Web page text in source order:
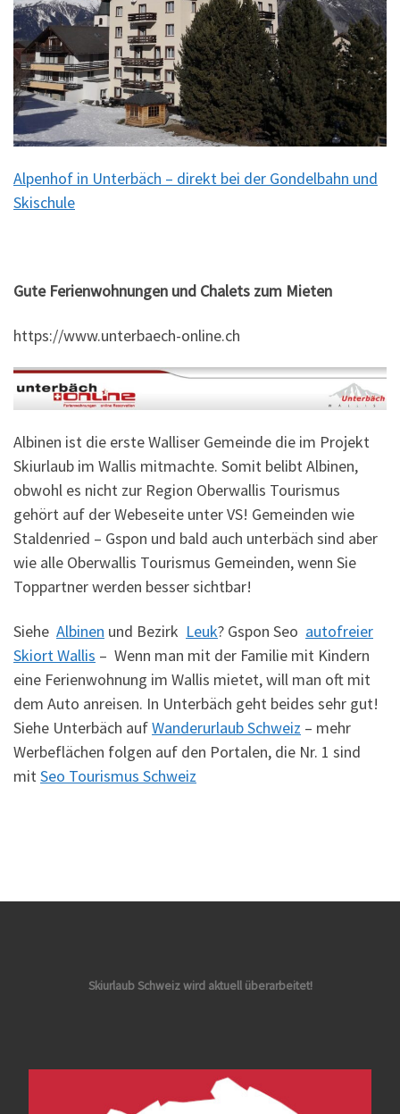
Alpenhof in Unterbäch – direkt bei der Gondelbahn und
Skischule
Gute Ferienwohnungen und Chalets zum Mieten
https://www.unterbaech-online.ch
Albinen ist die erste Walliser Gemeinde die im Projekt
Skiurlaub im Wallis mitmachte. Somit belibt Albinen,
obwohl es nicht zur Region Oberwallis Tourismus
gehört auf der Webeseite unter VS! Gemeinden wie
Staldenried – Gspon und bald auch unterbäch sind aber
wie alle Oberwallis Tourismus Gemeinden, wenn Sie
Toppartner werden besser sichtbar!
Siehe Albinen und Bezirk Leuk? Gspon Seo autofreier
Skiort Wallis – Wenn man mit der Familie mit Kindern
eine Ferienwohnung im Wallis mietet, will man oft mit
dem Auto anreisen. In Unterbäch geht beides sehr gut!
Siehe Unterbäch aufWanderurlaub Schweiz – mehr
Werbeflächen folgen auf den Portalen, die Nr. 1 sind
mit Seo Tourismus Schweiz
Skiurlaub Schweiz wird aktuell überarbeitet!